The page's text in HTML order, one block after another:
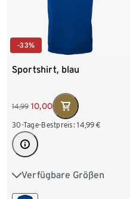
-33%
Sportshirt, blau
14,99 10,00
30-Tage-Bestpreis: 14,99 €
Verfügbare Größen
S 44/46 M 48/50